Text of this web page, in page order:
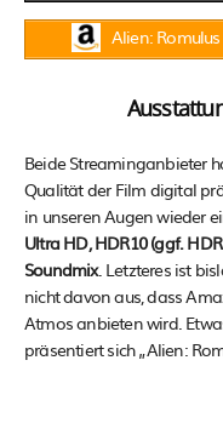
Alien:
Beide Streaminganbieter
Qualität der Film digital
in unseren Augen wieder
Ultra HD, HDR10 (ggf.
Soundmix. Letzteres ist
nicht davon aus, dass
Atmos anbieten wird.
präsentiert sich „Alien: